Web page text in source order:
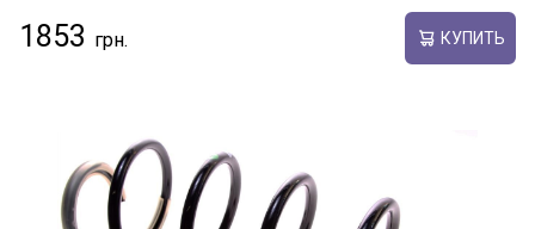
1853 КУПИТЬ